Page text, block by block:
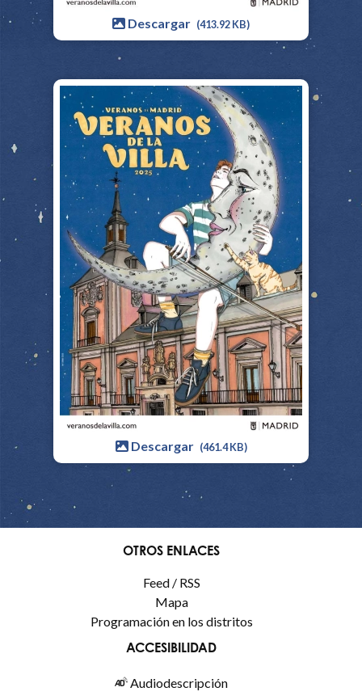
Descargar (413.92 KB)
Descargar (461.4 KB)
OTROS ENLACES
Feed / RSS
Mapa
Programación en los distritos
ACCESIBILIDAD
Audiodescripción